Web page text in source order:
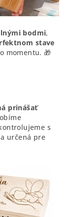
bodmi,
stave
momentu. 🎁
prinášať
s
určená pre